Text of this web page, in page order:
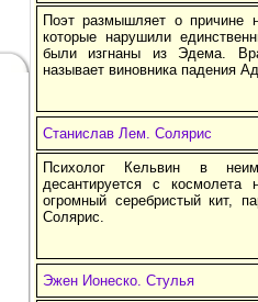
Поэт размышляет о причине
которые нарушили
были изгнаны из Эдема.
называет виновника падения
Станислав Лем. Солярис
Психолог Кельвин в
десантируется с
огромный серебристый кит,
Солярис.
Эжен Ионеско. Стулья